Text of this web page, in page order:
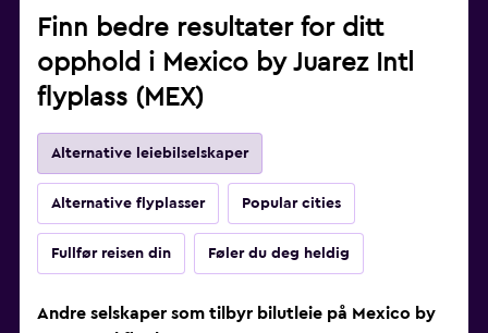
Finn bedre resultater for ditt
opphold i Mexico by Juarez Intl
flyplass (MEX)
Alternative leiebilselskaper
Alternative flyplasser Popular cities
Fullfør reisen din Føler du deg heldig
Andre selskaper som tilbyr bilutleie på Mexico by